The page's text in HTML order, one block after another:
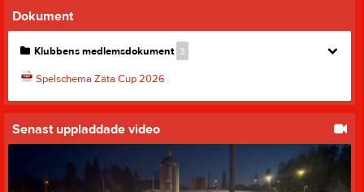
Dokument
Klubbens medlemsdokument 3
Spelschema Zäta Cup 2026
Senast uppladdade video